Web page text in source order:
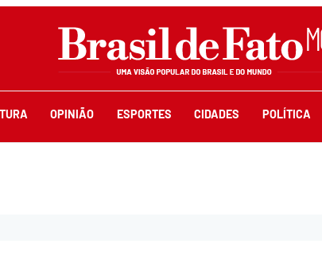
OPINIÃO ESPORTES CIDADES POLÍTICA